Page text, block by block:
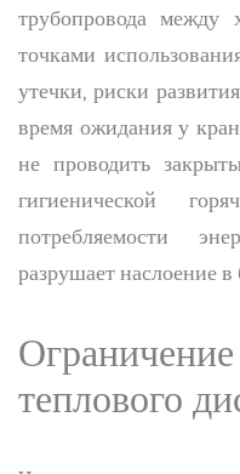
трубопровода
точками
утечки, риски
время ожидания у
не проводить
гигиенической
потребляемости
разрушает наслоение в
теплового